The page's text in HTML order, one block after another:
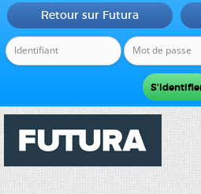
Retour sur Futura